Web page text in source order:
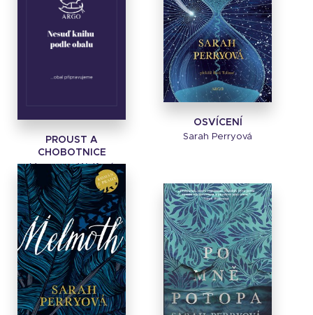
PROUST A
CHOBOTNICE
Maryanne Wolfová
OSVÍCENÍ
Sarah Perryová